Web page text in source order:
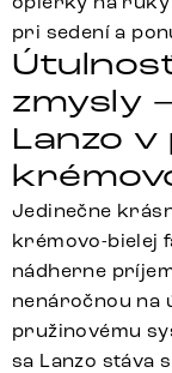
pri sedení a
zmysly
Lanzo v
Jedinečne
krémovo-bielej
nádherne
nenáročnou na
pružinovému
sa Lanzo stáva